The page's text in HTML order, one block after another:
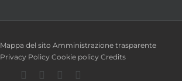
Mappa del sito Amministrazione trasparente
Privacy Policy Cookie policy Credits
Facebook
TwitterYouTube